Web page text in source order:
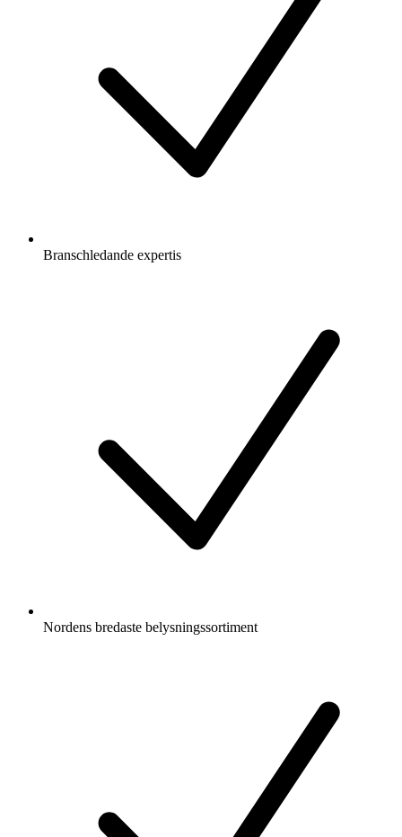
Branschledande expertis
Nordens bredaste belysningssortiment